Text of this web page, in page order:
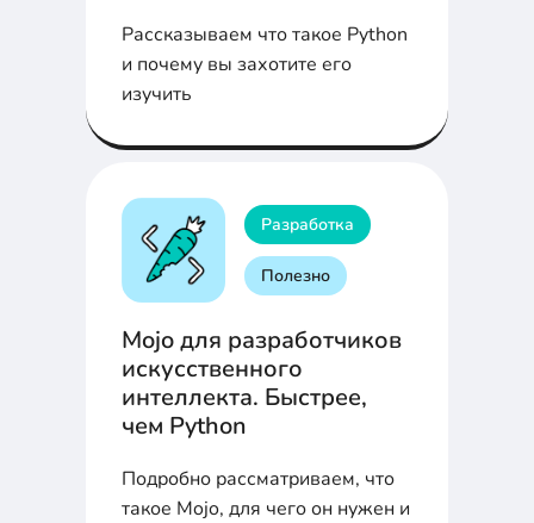
Рассказываем что такое Python
и почему вы захотите его
изучить
Разработка
Полезно
Mojo для разработчиков
искусственного
интеллекта. Быстрее,
чем Python
Подробно рассматриваем, что
такое Mojo, для чего он нужен и